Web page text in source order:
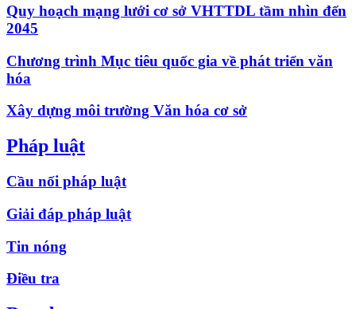
Quy hoạch mạng lưới cơ sở VHTTDL tầm nhìn đến
2045
Chương trình Mục tiêu quốc gia về phát triển văn
hóa
Xây dựng môi trường Văn hóa cơ sở
Pháp luật
Cầu nối pháp luật
Giải đáp pháp luật
Tin nóng
Điều tra